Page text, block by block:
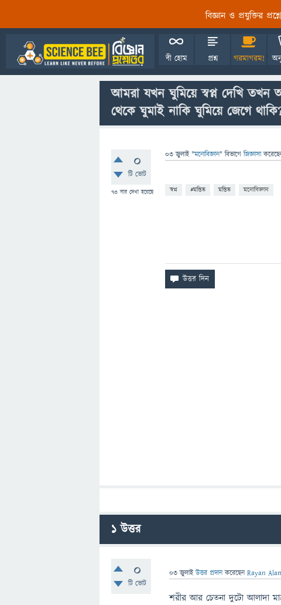
বিজ্ঞান ও প্রযুক্তির
বী হোম প্রশ্ন গরমাগরম!
আমরা যখন ঘুমিয়ে স্বপ্ন দেখি তখন
থেকে ঘুমাই নাকি ঘুমিয়ে জেগে
0
টি ভোট
73 বার দেখা হয়েছে
03 জুলাই "মনোবিজ্ঞান" বিভাগে জিজ্ঞাসা
স্বপ্ন #মস্তিষ্ক মস্তিষ্ক মনোবিজ্ঞান
1উত্তর
0
টি ভোট
03 জুলাই উত্তর প্রদান করেছেনRayan
শরীর আর চেতনা দুটো আলাদা